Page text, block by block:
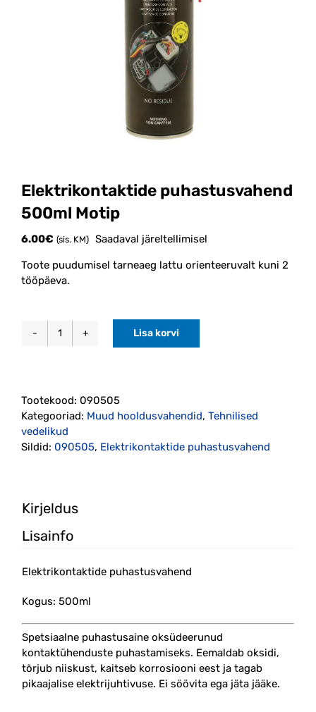
Elektrikontaktide puhastusvahend
500ml Motip
6.00€ (sis. KM) Saadaval järeltellimisel
Toote puudumisel tarneaeg lattu orienteeruvalt kuni 2
tööpäeva.
Elektrikontaktide
kogus
Lisa korvi
Tootekood: 090505
Kategooriad: Muud hooldusvahendid, Tehnilised
vedelikud
Sildid: 090505, Elektrikontaktide puhastusvahend
Kirjeldus
Lisainfo
Elektrikontaktide puhastusvahend
Kogus: 500ml
Spetsiaalne puhastusaine oksüdeerunud
kontaktühenduste puhastamiseks. Eemaldab oksidi,
tõrjub niiskust, kaitseb korrosiooni eest ja tagab
pikaajalise elektrijuhtivuse. Ei söövita ega jäta jääke.